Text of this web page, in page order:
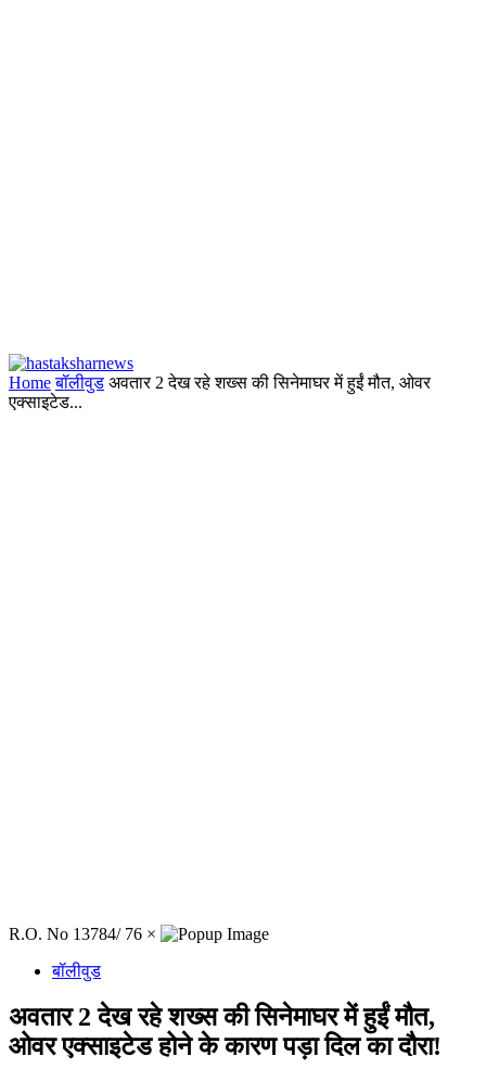
Home बॉलीवुड अवतार 2 देख रहे शख्स की सिनेमाघर में हुईं मौत, ओवर
एक्साइटेड...
R.O. No 13784/ 76 ×
बॉलीवुड
अवतार 2 देख रहे शख्स की सिनेमाघर में हुईं मौत,
ओवर एक्साइटेड होने के कारण पड़ा दिल का दौरा!